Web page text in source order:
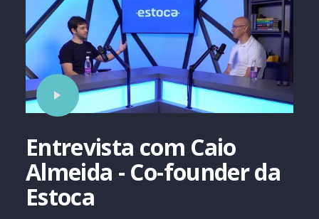
Entrevista com Caio
Almeida - Co-founder da
Estoca